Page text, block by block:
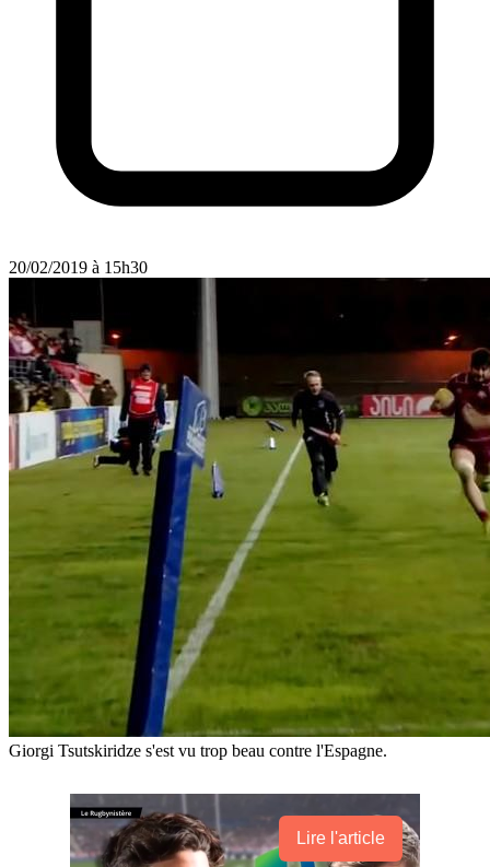
20/02/2019 à 15h30
Giorgi Tsutskiridze s'est vu trop beau contre l'Espagne.
Lire l'article